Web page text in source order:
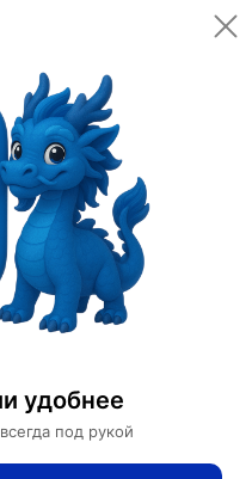
удобнее
под рукой
Открыть
Люстры
E14.